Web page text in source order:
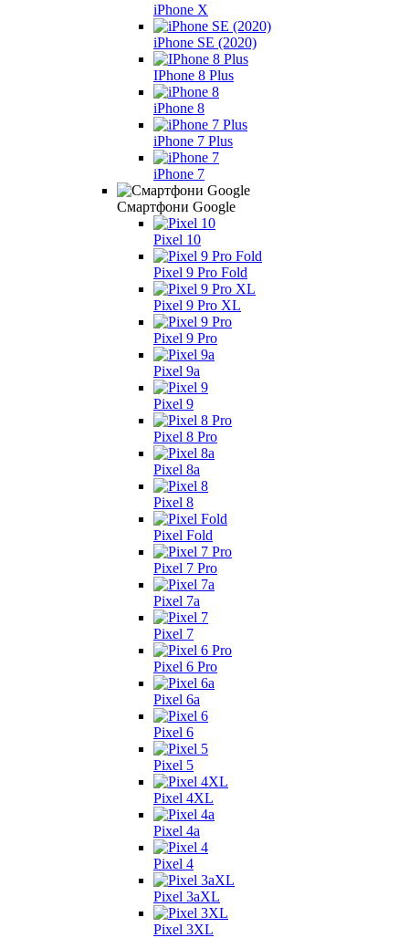
iPhone X
iPhone SE (2020)
IPhone 8 Plus
iPhone 8
iPhone 7 Plus
iPhone 7
Смартфони Google
Pixel 10
Pixel 9 Pro Fold
Pixel 9 Pro XL
Pixel 9 Pro
Pixel 9a
Pixel 9
Pixel 8 Pro
Pixel 8a
Pixel 8
Pixel Fold
Pixel 7 Pro
Pixel 7a
Pixel 7
Pixel 6 Pro
Pixel 6a
Pixel 6
Pixel 5
Pixel 4XL
Pixel 4a
Pixel 4
Pixel 3aXL
Pixel 3XL